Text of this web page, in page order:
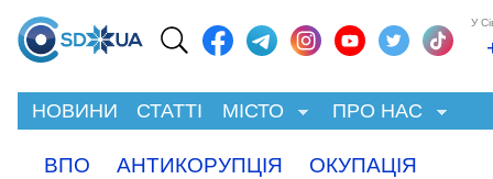
У
НОВИНИ СТАТТІ МІСТО ПРО НАС
ВПО АНТИКОРУПЦІЯ
ОКУПАЦІЯ